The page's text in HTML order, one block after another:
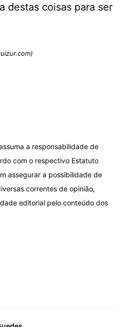
destas coisas para ser
a responsabilidade de
com o respectivo Estatuto
assegurar a possibilidade de
correntes de opinião,
editorial pelo conteúdo dos